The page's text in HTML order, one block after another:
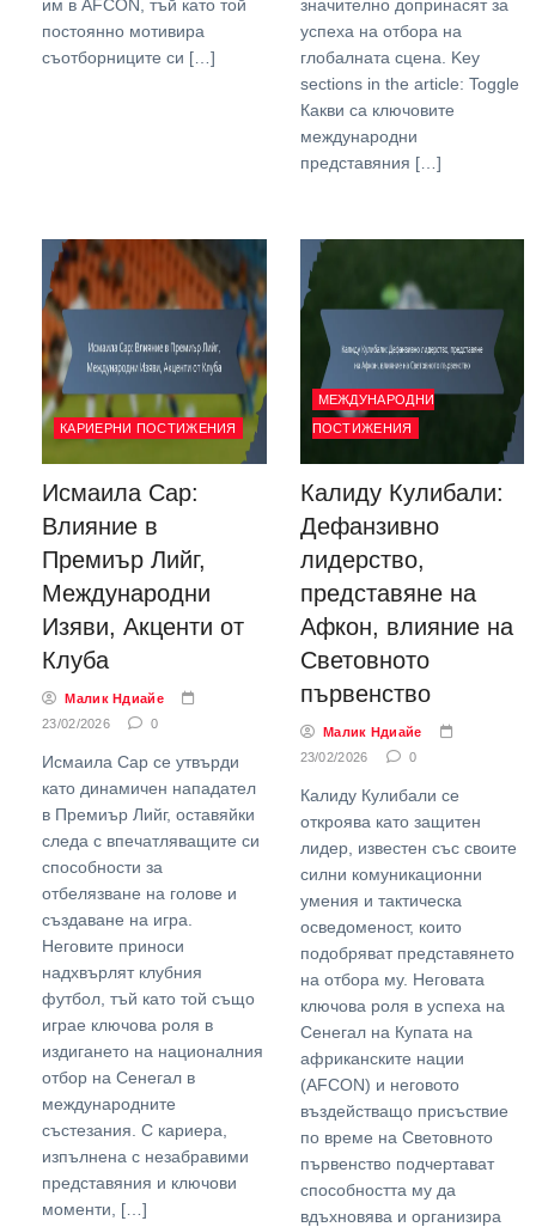
им в AFCON, тъй като той
постоянно мотивира
съотборниците си […]
значително допринасят за
успеха на отбора на
глобалната сцена. Key
sections in the article: Toggle
Какви са ключовите
международни
представяния […]
КАРИЕРНИ ПОСТИЖЕНИЯ
Исмаила Сар:
Влияние в
Премиър Лийг,
Международни
Изяви, Акценти от
Клуба
Малик Ндиайе
23/02/2026
0
Исмаила Сар се утвърди
като динамичен нападател
в Премиър Лийг, оставяйки
следа с впечатляващите си
способности за
отбелязване на голове и
създаване на игра.
Неговите приноси
надхвърлят клубния
футбол, тъй като той също
играе ключова роля в
издигането на националния
отбор на Сенегал в
международните
състезания. С кариера,
изпълнена с незабравими
представяния и ключови
моменти, […]
МЕЖДУНАРОДНИ
ПОСТИЖЕНИЯ
Калиду Кулибали:
Дефанзивно
лидерство,
представяне на
Афкон, влияние на
Световното
първенство
Малик Ндиайе
23/02/2026
0
Калиду Кулибали се
откроява като защитен
лидер, известен със своите
силни комуникационни
умения и тактическа
осведоменост, които
подобряват представянето
на отбора му. Неговата
ключова роля в успеха на
Сенегал на Купата на
африканските нации
(AFCON) и неговото
въздействащо присъствие
по време на Световното
първенство подчертават
способността му да
вдъхновява и организира